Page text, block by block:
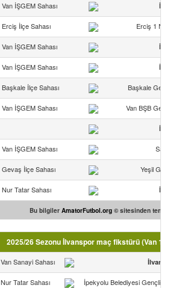
Van İŞGEM Sahası
Erciş İlçe Sahası Erciş 1
Van İŞGEM Sahası
Van İŞGEM Sahası
Başkale İlçe Sahası Başkale
Van İŞGEM Sahası Van BŞB
Van İŞGEM Sahası
Gevaş İlçe Sahası Yeşil
Nur Tatar Sahası
Bu bilgiler AmatorFutbol.org © sitesinden
2025/26 Sezonu İlvanspor maç fikstürü (Van
Van Sanayi Sahası
Nur Tatar Sahası İpekyolu Belediyesi